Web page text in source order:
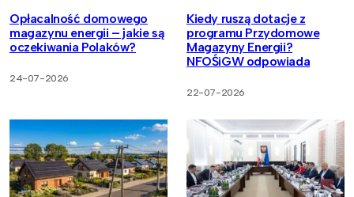
Opłacalność domowego
magazynu energii – jakie są
oczekiwania Polaków?
24-07-2026
Kiedy ruszą dotacje z
programu Przydomowe
Magazyny Energii?
NFOŚiGW odpowiada
22-07-2026